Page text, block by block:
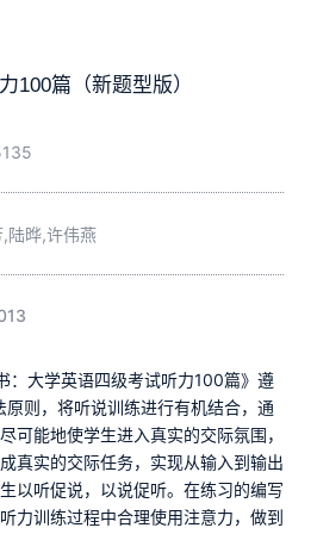
100篇（新题型版）
陆晔,许伟燕
：大学英语四级考试听力100篇》遵
原则，将听说训练进行有机结合，通
可能地使学生进入真实的交际氛围，
真实的交际任务，实现从输入到输出
以听促说，以说促听。在练习的编写
力训练过程中合理使用注意力，做到